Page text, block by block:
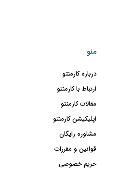
منو
درباره کارمنتو
ارتباط با کارمنتو
مقالات کارمنتو
اپلیکیشن کارمنتو
مشاوره رایگان
قوانین و مقررات
حریم خصوصی